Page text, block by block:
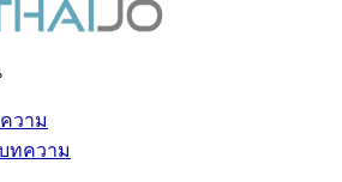
วาม
ทความ